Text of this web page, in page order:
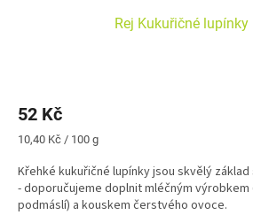
Rej Kukuřičné lupínky
52 Kč
Měrná
10,40 Kč / 100 g
Křehké kukuřičné lupínky jsou skvělý základ
- doporučujeme doplnit mléčným
podmáslí) a kouskem čerstvého ovoce.